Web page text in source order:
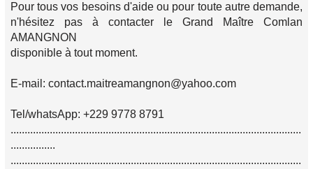
Pour tous vos besoins d'aide ou pour toute autre demande,
n'hésitez pas à contacter le Grand Maître Comlan
AMANGNON
disponible à tout moment.
E-mail: contact.maitreamangnon@yahoo.com
Tel/whatsApp: +229 9778 8791
........................................................................................................
................
........................................................................................................